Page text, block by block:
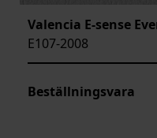
Valencia E-sense
E107-2008
Beställningsvara